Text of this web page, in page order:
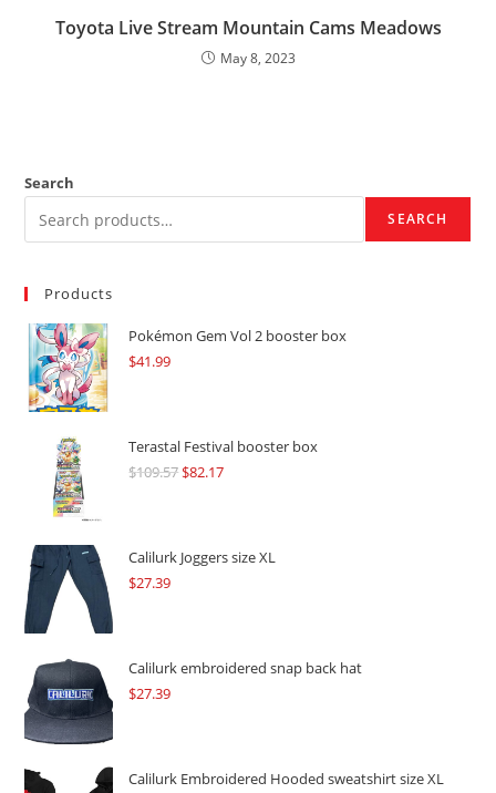
Toyota Live Stream Mountain Cams Meadows
May 8, 2023
Search
SEARCH
Products
Pokémon Gem Vol 2 booster box
$41.99
Terastal Festival booster box
$109.57Original
$109.57.
$82.17Current
$82.17.
Calilurk Joggers size XL
$27.39
Calilurk embroidered snap back hat
$27.39
Calilurk Embroidered Hooded sweatshirt size XL